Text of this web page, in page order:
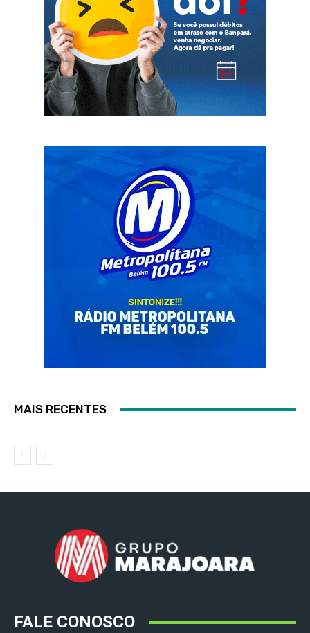
MAIS RECENTES
FALE CONOSCO